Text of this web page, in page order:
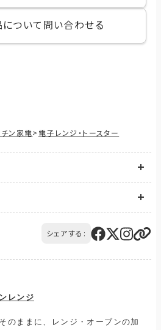
について問い合わせる
チン家電> 電子レンジ・トースター
購入された場合、送料は商品ごと
お届け先入力」の画面にてお届け先情
センターにお電話にてご連絡くださ
だきます。（送料は当社負担）
シェアする:
レンジ
のままに、レンジ・オーブンの加